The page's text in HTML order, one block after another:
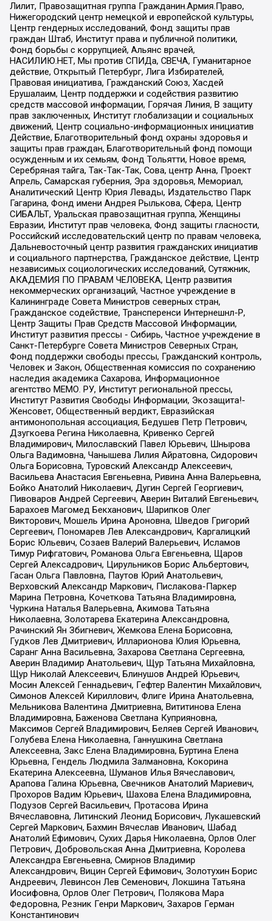
Лилит, Правозащитная группа Гражданин.Армия.Право,
Нижегородский центр немецкой и европейской культуры,
Центр гендерных исследований, Фонд защиты прав
граждан Штаб, Институт права и публичной политики,
Фонд борьбы с коррупцией, Альянс врачей,
НАСИЛИЮ.НЕТ, Мы против СПИДа, СВЕЧА, Гуманитарное
действие, Открытый Петербург, Лига Избирателей,
Правовая инициатива, Гражданский Союз, Хасдей
Ерушалаим, Центр поддержки и содействия развитию
средств массовой информации, Горячая Линия, В защиту
прав заключенных, Институт глобализации и социальных
движений, Центр социально-информационных инициатив
Действие, Благотворительный фонд охраны здоровья и
защиты прав граждан, Благотворительный фонд помощи
осужденным и их семьям, Фонд Тольятти, Новое время,
Серебряная тайга, Так-Так-Так, Сова, центр Анна, Проект
Апрель, Самарская губерния, Эра здоровья, Мемориал,
Аналитический Центр Юрия Левады, Издательство Парк
Гагарина, Фонд имени Андрея Рылькова, Сфера, Центр
СИБАЛЬТ, Уральская правозащитная группа, Женщины
Евразии, Институт прав человека, Фонд защиты гласности,
Российский исследовательский центр по правам человека,
Дальневосточный центр развития гражданских инициатив
и социального партнерства, Гражданское действие, Центр
независимых социологических исследований, Сутяжник,
АКАДЕМИЯ ПО ПРАВАМ ЧЕЛОВЕКА, Центр развития
некоммерческих организаций, Частное учреждение в
Калининграде Совета Министров северных стран,
Гражданское содействие, Трансперенси Интернешнл-Р,
Центр Защиты Прав Средств Массовой Информации,
Институт развития прессы - Сибирь, Частное учреждение в
Санкт-Петербурге Совета Министров Северных Стран,
Фонд поддержки свободы прессы, Гражданский контроль,
Человек и Закон, Общественная комиссия по сохранению
наследия академика Сахарова, Информационное
агентство МЕМО. РУ, Институт региональной прессы,
Институт Развития Свободы Информации, Экозащита!-
Женсовет, Общественный вердикт, Евразийская
антимонопольная ассоциация, Бедушев Петр Петрович,
Дзугкоева Регина Николаевна, Кривенко Сергей
Владимирович, Милославский Павел Юрьевич, Шнырова
Ольга Вадимовна, Чанышева Лилия Айратовна, Сидорович
Ольга Борисовна, Туровский Александр Алексеевич,
Васильева Анастасия Евгеньевна, Ривина Анна Валерьевна,
Бойко Анатолий Николаевич, Дугин Сергей Георгиевич,
Пивоваров Андрей Сергеевич, Аверин Виталий Евгеньевич,
Барахоев Магомед Бекханович, Шарипков Олег
Викторович, Мошель Ирина Ароновна, Шведов Григорий
Сергеевич, Пономарев Лев Александрович, Каргалицкий
Борис Юльевич, Созаев Валерий Валерьевич, Исламов
Тимур Рифгатович, Романова Ольга Евгеньевна, Щаров
Сергей Алексадрович, Цирульников Борис Альбертович,
Гасан Ольга Павловна, Паутов Юрий Анатольевич,
Верховский Александр Маркович, Пислакова-Паркер
Марина Петровна, Кочеткова Татьяна Владимировна,
Чуркина Наталья Валерьевна, Акимова Татьяна
Николаевна, Золотарева Екатерина Александровна,
Рачинский Ян Збигневич, Жемкова Елена Борисовна,
Гудков Лев Дмитриевич, Илларионова Юлия Юрьевна,
Саранг Анна Васильевна, Захарова Светлана Сергеевна,
Аверин Владимир Анатольевич, Щур Татьяна Михайловна,
Щур Николай Алексеевич, Блинушов Андрей Юрьевич,
Мосин Алексей Геннадьевич, Гефтер Валентин Михайлович,
Симонов Алексей Кириллович, Флиге Ирина Анатольевна,
Мельникова Валентина Дмитриевна, Вититинова Елена
Владимировна, Баженова Светлана Куприяновна,
Максимов Сергей Владимирович, Беляев Сергей Иванович,
Голубева Елена Николаевна, Ганнушкина Светлана
Алексеевна, Закс Елена Владимировна, Буртина Елена
Юрьевна, Гендель Людмила Залмановна, Кокорина
Екатерина Алексеевна, Шуманов Илья Вячеславович,
Арапова Галина Юрьевна, Свечников Анатолий Мариевич,
Прохоров Вадим Юрьевич, Шахова Елена Владимировна,
Подузов Сергей Васильевич, Протасова Ирина
Вячеславовна, Литинский Леонид Борисович, Лукашевский
Сергей Маркович, Бахмин Вячеслав Иванович, Шабад
Анатолий Ефимович, Сухих Дарья Николаевна, Орлов Олег
Петрович, Добровольская Анна Дмитриевна, Королева
Александра Евгеньевна, Смирнов Владимир
Александрович, Вицин Сергей Ефимович, Золотухин Борис
Андреевич, Левинсон Лев Семенович, Локшина Татьяна
Иосифовна, Орлов Олег Петрович, Полякова Мара
Федоровна, Резник Генри Маркович, Захаров Герман
Константинович